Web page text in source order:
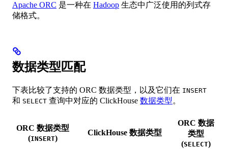
Apache ORC 是一种在 Hadoop 生态中广泛使用的列式存
储格式。
数据类型匹配
下表比较了支持的 ORC 数据类型，以及它们在 INSERT
和 SELECT 查询中对应的 ClickHouse 数据类型。
ORC 数据类型
(INSERT)
ClickHouse 数据类型
ORC 数据
类型
(SELECT)